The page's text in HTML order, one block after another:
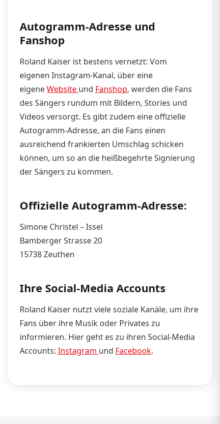
Autogramm-Adresse und
Fanshop
Roland Kaiser ist bestens vernetzt: Vom
eigenen Instagram-Kanal, über eine
eigeneWebsite und Fanshop, werden die Fans
des Sängers rundum mit Bildern, Stories und
Videos versorgt. Es gibt zudem eine offizielle
Autogramm-Adresse, an die Fans einen
ausreichend frankierten Umschlag schicken
können, um so an die heißbegehrte Signierung
der Sängers zu kommen.
Offizielle Autogramm-Adresse:
Simone Christel – Issel
Bamberger Strasse 20
15738 Zeuthen
Ihre Social-Media Accounts
Roland Kaiser nutzt viele soziale Kanäle, um ihre
Fans über ihre Musik oder Privates zu
informieren. Hier geht es zu ihren Social-Media
Accounts: Instagram und Facebook.